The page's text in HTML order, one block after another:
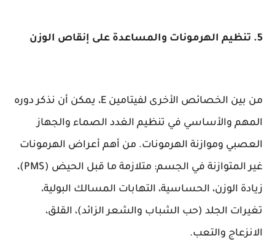
5. تنظيم الهرمونات والمساعدة على إنقاص الوزن
من بين الخصائص الأخرى لفيتامين E، يمكن أن نذكر دوره
المهم والأساسي في تنظيم الغدد الصماء والجهاز
العصبي وموازنة الهرمونات. من أهم أعراض الهرمونات
غير المتوازنة في الجسم: متلازمة ما قبل الحيض (PMS)،
زيادة الوزن، الحساسية، التهابات المسالك البولية،
تغيرات الجلد (حب الشباب والشعر الزائد)، القلق،
الانزعاج والتعب.